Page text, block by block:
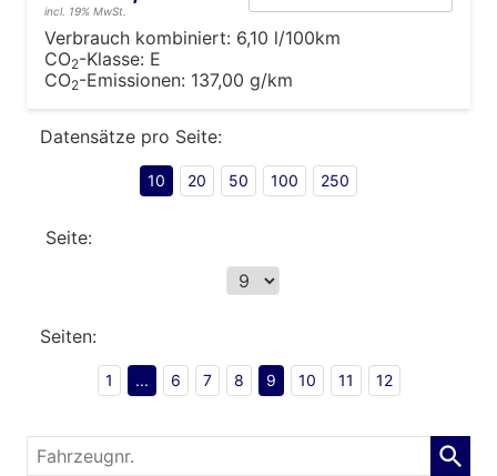
incl. 19% MwSt.
Verbrauch kombiniert: 6,10 l/100km
CO2-Klasse: E
CO2-Emissionen: 137,00 g/km
Datensätze pro Seite:
10 20 50 100 250
Seite:
Seiten:
1 ... 6 7 8 9 10 11 12
Fahrzeugnr.